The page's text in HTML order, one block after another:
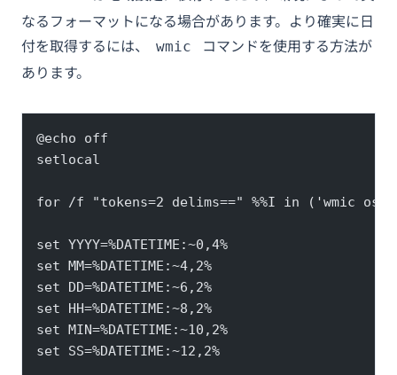
なるフォーマットになる場合があります。より確実に日
付を取得するには、
wmic
コマンドを使用する方法が
あります。
@echo off
setlocal
for /f "tokens=2 delims==" %%I in ('wmic os
set YYYY=%DATETIME:~0,4%
set MM=%DATETIME:~4,2%
set DD=%DATETIME:~6,2%
set HH=%DATETIME:~8,2%
set MIN=%DATETIME:~10,2%
set SS=%DATETIME:~12,2%